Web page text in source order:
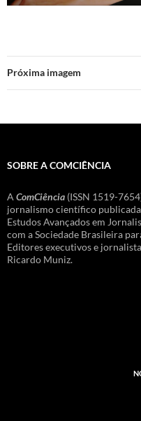
Próxima imagem
SOBRE A COMCIÊNCIA
A ComCiência (ISSN 1519-
jornalismo científico
Estudos Avançados em
com a Sociedade Brasileira
Editores executivos e
Ricardo Muniz.